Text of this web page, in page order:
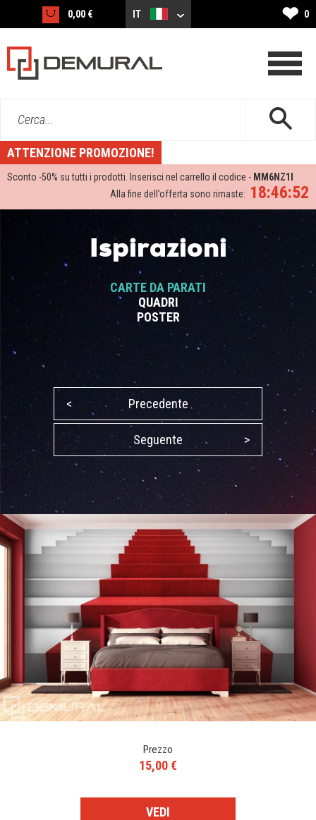
0,00 € IT ❤ 0
Cerca...
ATTENZIONE PROMOZIONE!
Sconto -50% su tutti i prodotti. Inserisci nel carrello il codice - MM6NZ1I
18:46:51
Alla fine dell’offerta sono rimaste:
Ispirazioni
CARTE DA PARATI
QUADRI
POSTER
< Precedente
Seguente >
Prezzo
15,00 €
VEDI